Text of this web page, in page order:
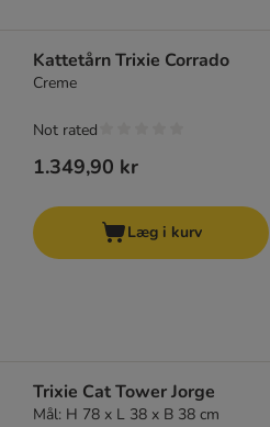
Kattetårn Trixie Corrado
Creme
1.349,90 kr
Not rated
Læg i kurv
Trixie Cat Tower Jorge
Mål: H 78 x L 38 x B 38 cm